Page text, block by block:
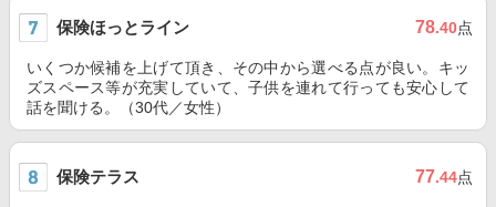
保険ほっとライン 78.40点
いくつか候補を上げて頂き、その中から選べる点が良い。キッ
ズスペース等が充実していて、子供を連れて行っても安心して
話を聞ける。（30代／女性）
保険テラス 77.44点